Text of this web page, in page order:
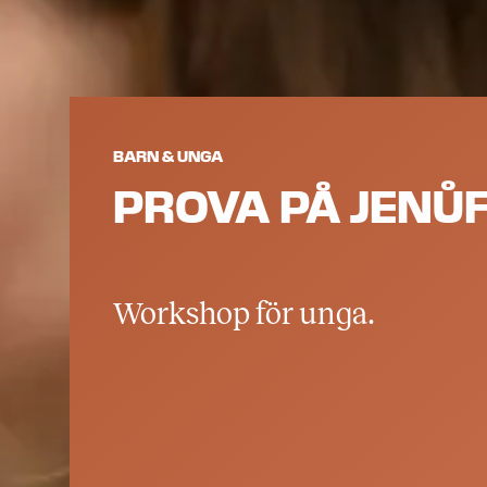
BARN & UNGA
PROVA PÅ
Workshop för unga.